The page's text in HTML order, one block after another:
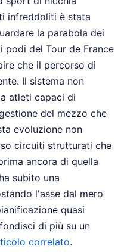
infreddoliti è stata
la parabola dei
podi del Tour de France
che il percorso di
Il sistema non
atleti capaci di
del mezzo che
evoluzione non
circuiti strutturati che
ancora di quella
subito una
l'asse dal mero
quasi
di più su un
correlato.